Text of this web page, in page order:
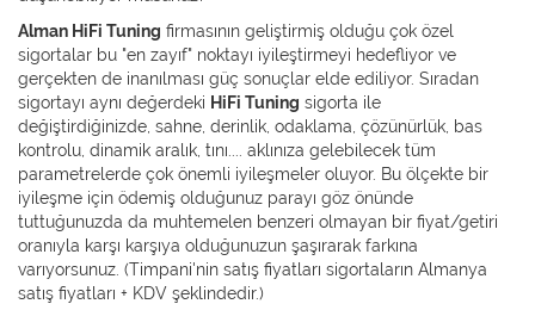
Alman HiFi Tuning firmasının geliştirmiş olduğu çok özel
sigortalar bu "en zayıf" noktayı iyileştirmeyi hedefliyor ve
gerçekten de inanılması güç sonuçlar elde ediliyor. Sıradan
sigortayı aynı değerdeki HiFi Tuning sigorta ile
değiştirdiğinizde, sahne, derinlik, odaklama, çözünürlük, bas
kontrolu, dinamik aralık, tını.... aklınıza gelebilecek tüm
parametrelerde çok önemli iyileşmeler oluyor. Bu ölçekte bir
iyileşme için ödemiş olduğunuz parayı göz önünde
tuttuğunuzda da muhtemelen benzeri olmayan bir fiyat/getiri
oranıyla karşı karşıya olduğunuzun şaşırarak farkına
varıyorsunuz. (Timpani'nin satış fiyatları sigortaların Almanya
satış fiyatları + KDV şeklindedir.)